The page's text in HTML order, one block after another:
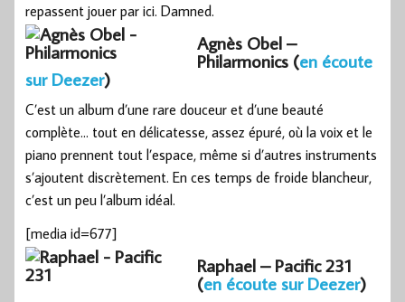
repassent jouer par ici. Damned.
Agnès Obel –
Philarmonics (en écoute
sur Deezer)
C’est un album d’une rare douceur et d’une beauté
complète… tout en délicatesse, assez épuré, où la voix et le
piano prennent tout l’espace, même si d’autres instruments
s’ajoutent discrètement. En ces temps de froide blancheur,
c’est un peu l’album idéal.
[media id=677]
Raphael – Pacific 231
(en écoute sur Deezer)